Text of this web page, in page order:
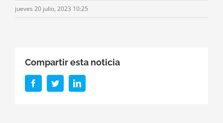
jueves 20 julio, 2023 10:25
Compartir esta noticia
FacebookTwitterLinkedIn